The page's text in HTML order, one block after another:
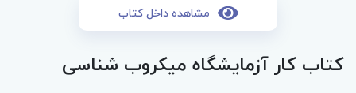
مشاهده داخل کتاب
کتاب کار آزمایشگاه میکروب شناسی